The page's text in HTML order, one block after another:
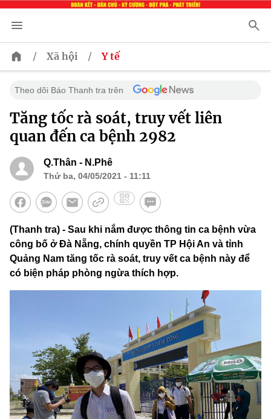
/ Xã hội / Y tế
Theo dõi Báo Thanh tra trên
Tăng tốc rà soát, truy vết liên
quan đến ca bệnh 2982
Q.Thân - N.Phê
Thứ ba, 04/05/2021 - 11:11
(Thanh tra) - Sau khi nắm được thông tin ca bệnh vừa
công bố ở Đà Nẵng, chính quyền TP Hội An và tỉnh
Quảng Nam tăng tốc rà soát, truy vết ca bệnh này để
có biện pháp phòng ngừa thích hợp.